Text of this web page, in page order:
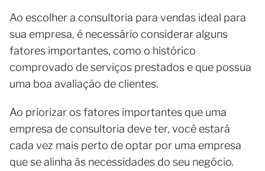
Ao escolher a consultoria para vendas ideal para
sua empresa, é necessário considerar alguns
fatores importantes, como o histórico
comprovado de serviços prestados e que possua
uma boa avaliação de clientes.
Ao priorizar os fatores importantes que uma
empresa de consultoria deve ter, você estará
cada vez mais perto de optar por uma empresa
que se alinha às necessidades do seu negócio.